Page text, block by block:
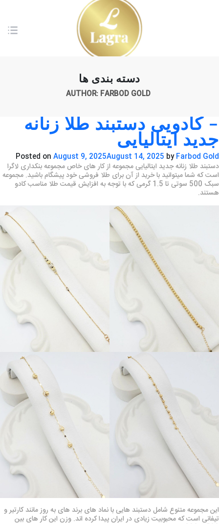
دسته بندی ها
AUTHOR: FARBOD GOLD
– کادویی دستبند طلا زنانه
جدید ایتالیایی
Posted on August 9, 2025August 14, 2025 byFarbod Gold
دستبند طلا زنانه جدید ایتالیایی مجموعه از کار های خاص مجموعه بنکداری لاگرا
است که شما میتوانید با خرید از آن برای طلا فروشی خود پیشگام باشید. مجموعه
سبک 500 سوتی تا 1.5 گرمی که با توجه به افزایش قیمت طلا مناسب کادو
هستند.
این مجموعه متنوع شامل دستبند هایی با نماد های برند های به روز مانند کارتیر و
تیفانی است که محبوبیت زیادی در ایران پیدا کرده اند. وزن این کار های بین